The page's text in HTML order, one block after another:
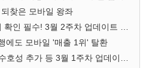
찾은 모바일 왕좌
에도 모바일 '매출 1위' 탈환